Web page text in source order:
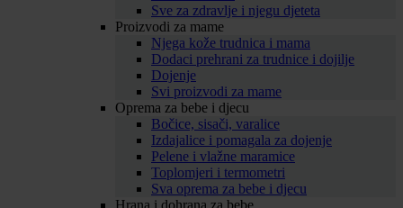
Sve za zdravlje i njegu djeteta
Proizvodi za mame
Njega kože trudnica i mama
Dodaci prehrani za trudnice i dojilje
Dojenje
Svi proizvodi za mame
Oprema za bebe i djecu
Bočice, sisači, varalice
Izdajalice i pomagala za dojenje
Pelene i vlažne maramice
Toplomjeri i termometri
Sva oprema za bebe i djecu
Hrana i dohrana za bebe